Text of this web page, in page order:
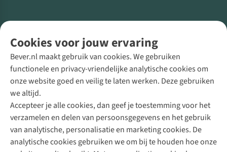
Cookies voor jouw ervaring
Bever.nl maakt gebruik van cookies. We gebruiken
functionele en privacy-vriendelijke analytische cookies om
onze website goed en veilig te laten werken. Deze gebruiken
we altijd.
Accepteer je alle cookies, dan geef je toestemming voor het
verzamelen en delen van persoonsgegevens en het gebruik
van analytische, personalisatie en marketing cookies. De
analytische cookies gebruiken we om bij te houden hoe onze
Direct advies van een Buitenexpert
+31 (0)85 888 50 88
+31 6 12 28 49 80
Contactformulier